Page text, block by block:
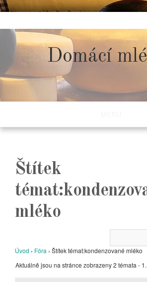
to
content
Domácí
Štítek
mléko
Úvod › Fóra › Štítek témat:kondenzované mléko
Aktuálně jsou na stránce zobrazeny 2 témata -